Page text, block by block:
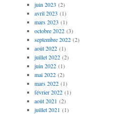
juin 2023 (2)
avril 2023 (1)
mars 2023 (1)
octobre 2022(3)
septembre 2022(2)
août 2022(1)
juillet 2022(2)
juin 2022(1)
mai 2022(2)
mars 2022(1)
février 2022(1)
août 2021 (2)
juillet 2021 (1)